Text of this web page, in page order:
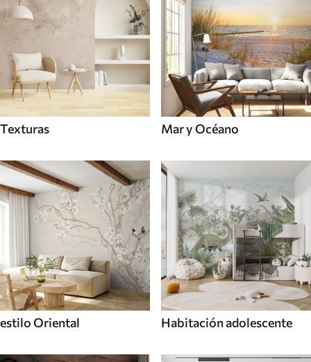
Texturas Mar y Océano
estilo Oriental Habitación adolescente